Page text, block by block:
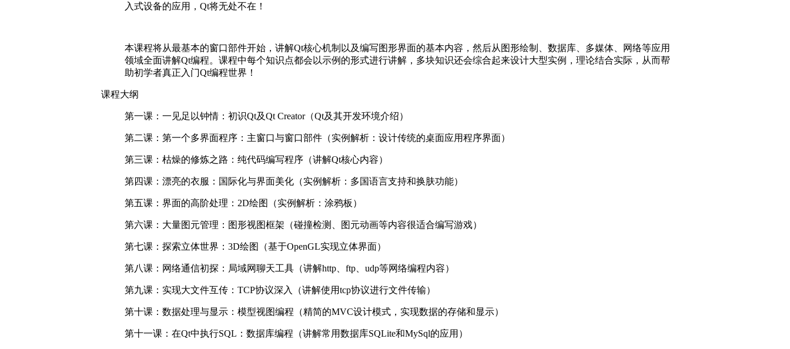
入式设备的应用，Qt将无处不在！
本课程将从最基本的窗口部件开始，讲解Qt核心机制以及编写图形界面的基本内容，然后从图形绘制、数据库、多媒体、网络等应用
领域全面讲解Qt编程。课程中每个知识点都会以示例的形式进行讲解，多块知识还会综合起来设计大型实例，理论结合实际，从而帮
助初学者真正入门Qt编程世界！
课程大纲
第一课：一见足以钟情：初识Qt及Qt Creator（Qt及其开发环境介绍）
第二课：第一个多界面程序：主窗口与窗口部件（实例解析：设计传统的桌面应用程序界面）
第三课：枯燥的修炼之路：纯代码编写程序（讲解Qt核心内容）
第四课：漂亮的衣服：国际化与界面美化（实例解析：多国语言支持和换肤功能）
第五课：界面的高阶处理： 2D绘图（实例解析：涂鸦板）
第六课：大量图元管理：图形视图框架（碰撞检测、图元动画等内容很适合编写游戏）
第七课：探索立体世界： 3D绘图（基于OpenGL实现立体界面）
第八课：网络通信初探：局域网聊天工具（讲解http ftp udp等网络编程内容）
第九课：实现大文件互传： TCP协议深入（讲解使用tcp协议进行文件传输）
第十课：数据处理与显示：模型视图编程（精简的MVC设计模式，实现数据的存储和显示）
第十一课：在Qt中执行SQL ：数据库编程（讲解常用数据库SQLite和MySql的应用）